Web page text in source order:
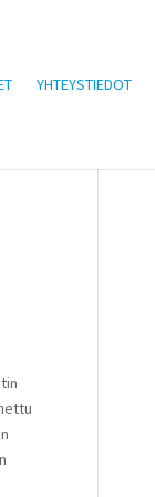
YHTEYSTIEDOT